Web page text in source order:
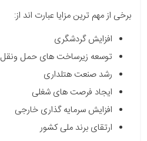
برخی از مهم ترین مزایا عبارت اند از:
افزایش گردشگری
توسعه زیرساخت های حمل ونقل
رشد صنعت هتلداری
ایجاد فرصت های شغلی
افزایش سرمایه گذاری خارجی
ارتقای برند ملی کشور